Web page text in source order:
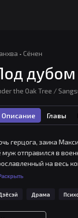
· Сёнен
дубом
the Oak Tree /
Описание Главы
герцога, заика
муж отправился в
на весь
Драма